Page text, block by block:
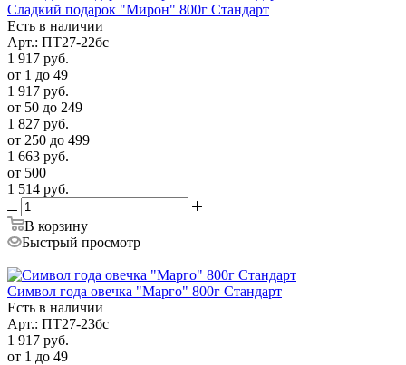
Сладкий подарок "Мирон" 800г Стандарт
Есть в наличии
Арт.: ПТ27-22бс
1 917 руб.
от 1 до 49
1 917 руб.
от 50 до 249
1 827 руб.
от 250 до 499
1 663 руб.
от 500
1 514 руб.
В корзину
Быстрый просмотр
Символ года овечка "Марго" 800г Стандарт
Есть в наличии
Арт.: ПТ27-23бс
1 917 руб.
от 1 до 49